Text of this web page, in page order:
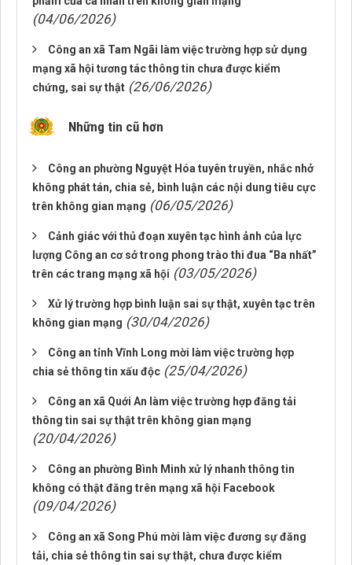
(04/06/2026)
Công an xã Tam Ngãi làm việc trường hợp sử dụng
mạng xã hội tương tác thông tin chưa được kiểm
chứng, sai sự thật (26/06/2026)
Những tin cũ hơn
Công an phường Nguyệt Hóa tuyên truyền, nhắc nhở
không phát tán, chia sẻ, bình luận các nội dung tiêu cực
trên không gian mạng (06/05/2026)
Cảnh giác với thủ đoạn xuyên tạc hình ảnh của lực
lượng Công an cơ sở trong phong trào thi đua “Ba nhất”
trên các trang mạng xã hội (03/05/2026)
Xử lý trường hợp bình luận sai sự thật, xuyên tạc trên
không gian mạng (30/04/2026)
Công an tỉnh Vĩnh Long mời làm việc trường hợp
chia sẻ thông tin xấu độc (25/04/2026)
Công an xã Quới An làm việc trường hợp đăng tải
thông tin sai sự thật trên không gian mạng
(20/04/2026)
Công an phường Bình Minh xử lý nhanh thông tin
không có thật đăng trên mạng xã hội Facebook
(09/04/2026)
Công an xã Song Phú mời làm việc đương sự đăng
tải, chia sẻ thông tin sai sự thật, chưa được kiểm